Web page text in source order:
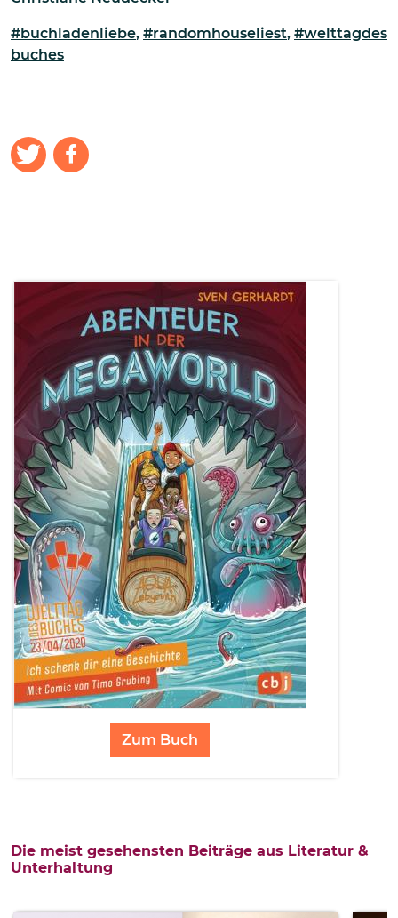
#buchladenliebe, #randomhouseliest, #welttagdes
buches
Zum Buch
Die meist gesehensten Beiträge aus Literatur &
Unterhaltung